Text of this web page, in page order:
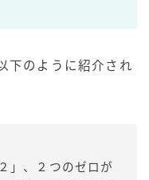
下のように紹介され
」、２つのゼロが